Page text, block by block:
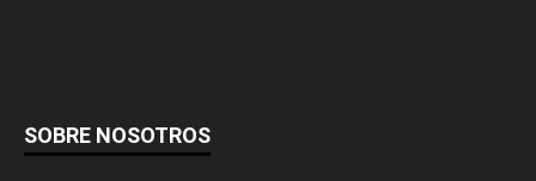
SOBRE NOSOTROS